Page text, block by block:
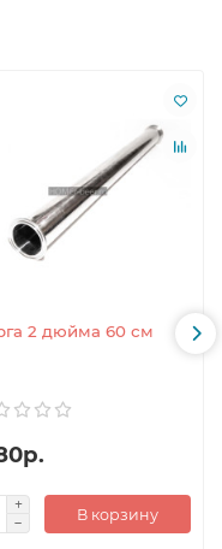
2 дюйма 60 см
В корзину